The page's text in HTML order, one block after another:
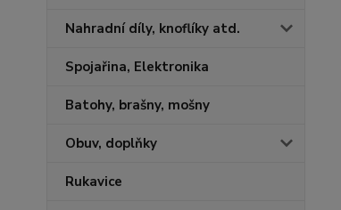
Nahradní díly, knoflíky atd.
Spojařina, Elektronika
Batohy, brašny, mošny
Obuv, doplňky
Rukavice